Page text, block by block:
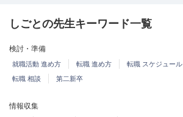
しごとの先生キーワード一覧
検討・準備
就職活動 進め方 転職 進め方 転職 スケジュール
転職 相談
第二新卒
情報収集